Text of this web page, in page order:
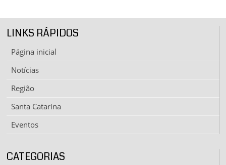
LINKS RÁPIDOS
Página inicial
Notícias
Região
Santa Catarina
Eventos
CATEGORIAS